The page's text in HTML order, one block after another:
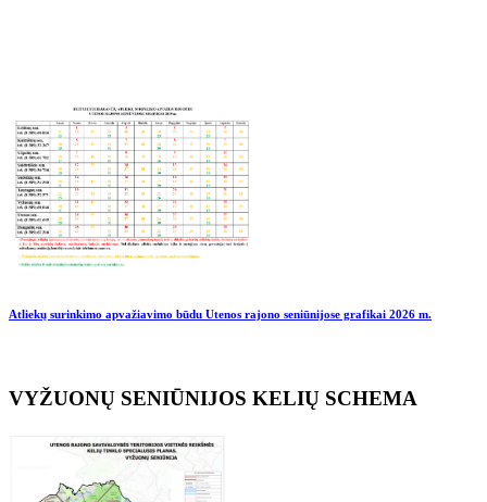
Atliekų surinkimo apvažiavimo būdu Utenos rajono seniūnijose grafikai 2026 m.
VYŽUONŲ SENIŪNIJOS KELIŲ SCHEMA